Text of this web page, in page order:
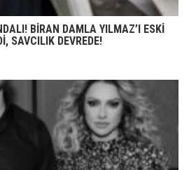
BİRAN DAMLA YILMAZ’I ESKİ
SAVCILIK DEVREDE!